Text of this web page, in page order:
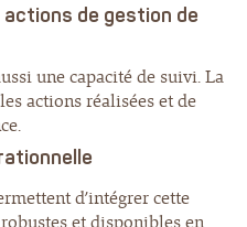
de gestion de
une capacité de suivi. La
actions réalisées et de
d’intégrer cette